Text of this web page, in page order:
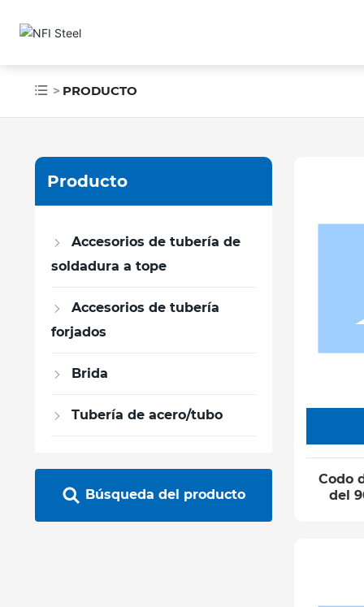
PRODUCTO
Producto
Accesorios de tubería de
soldadura a tope
Accesorios de tubería
forjados
Brida
Tubería de acero/tubo
Búsqueda del producto
Codo
del